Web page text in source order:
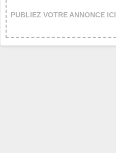
PUBLIEZ VOTRE ANNONCE ICI